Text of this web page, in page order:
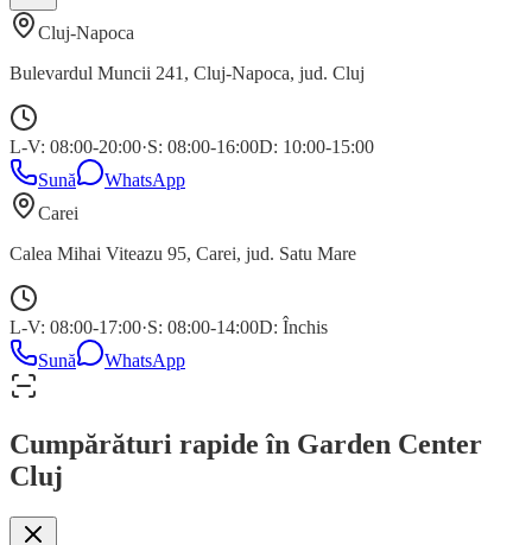
Cluj-Napoca
Bulevardul Muncii 241 , Cluj-Napoca, jud. Cluj
L-V: 08:00-20:00·S: 08:00-16:00D: 10:00-15:00
Sună
WhatsApp
Carei
Calea Mihai Viteazu 95, Carei, jud. Satu Mare
L-V: 08:00-17:00·S: 08:00-14:00D: Închis
Sună
WhatsApp
Cumpărături rapide în Garden Center
Cluj